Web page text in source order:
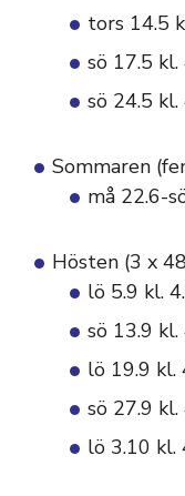
tors 14.5
sö 17.5
sö 24.5
Sommaren
må 22.6-
Hösten (3 x
lö 5.9 kl.
sö 13.9
lö 19.9 kl.
sö 27.9
lö 3.10 kl.